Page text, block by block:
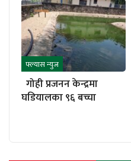
फ्ल्यास न्युज
गोही प्रजनन केन्द्रमा
घडियालका ९६ बच्चा